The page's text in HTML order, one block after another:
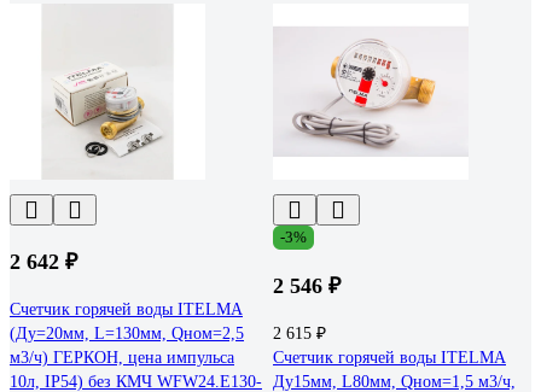
2 642 ₽
Счетчик горячей воды ITELMA
(Ду=20мм, L=130мм, Qном=2,5
м3/ч) ГЕРКОН, цена импульса
10л, IP54) без КМЧ WFW24.E130-
-3%
2 546 ₽
2 615 ₽
Счетчик горячей воды ITELMA
Ду15мм, L80мм, Qном=1,5 м3/ч,